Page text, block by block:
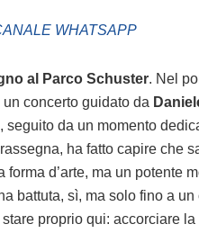
WHATSAPP
al Parco Schuster. Nel
concerto guidato da
da un momento
ha fatto capire che
forma d’arte, ma un potente
battuta, sì, ma solo fino a un
proprio qui: accorciare